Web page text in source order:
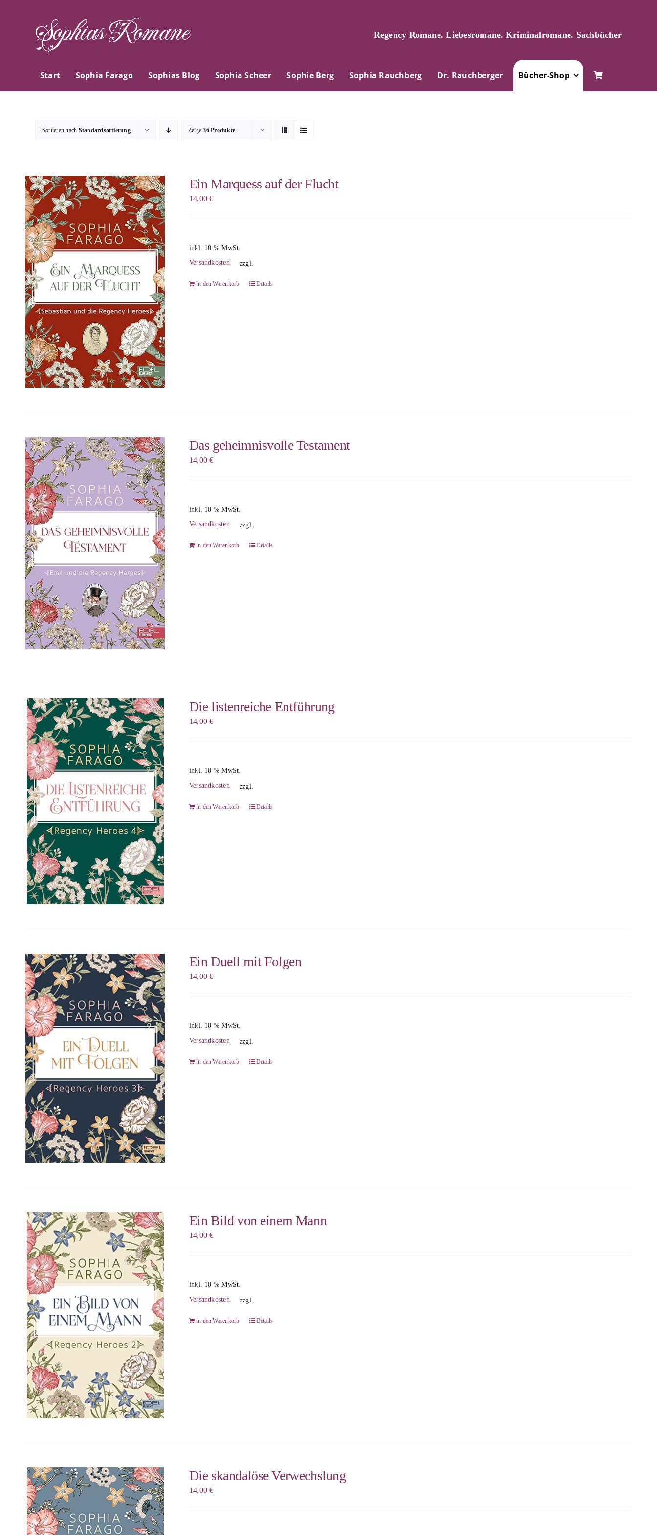
Sophias Romane Regency Romane. Liebesromane. Kriminalromane. Sachbücher
Start Sophia Farago Sophias Blog Sophia Scheer Sophie Berg Sophia Rauchberg Dr. Rauchberger Bücher-Shop
Sortieren nach Standardsortierung Zeige36 Produkte
Ein Marquess auf der Flucht
14,00€
inkl. 10 % MwSt.
zzgl.
Versandkosten
In den Warenkorb Details
Das geheimnisvolle Testament
14,00€
inkl. 10 % MwSt.
zzgl.
Versandkosten
In den Warenkorb Details
Die listenreiche Entführung
14,00€
inkl. 10 % MwSt.
zzgl.
Versandkosten
In den Warenkorb Details
Ein Duell mit Folgen
14,00€
inkl. 10 % MwSt.
zzgl.
Versandkosten
In den Warenkorb Details
Ein Bild von einem Mann
14,00€
inkl. 10 % MwSt.
zzgl.
Versandkosten
In den Warenkorb Details
Die skandalöse Verwechslung
14,00€